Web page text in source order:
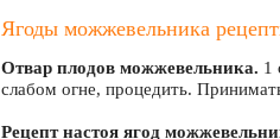
Ягоды можжевельника
Отвар плодов можжевельника. 1
слабом огне, процедить.
Рецепт настоя ягод